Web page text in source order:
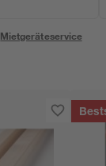
Mietgeräteservice